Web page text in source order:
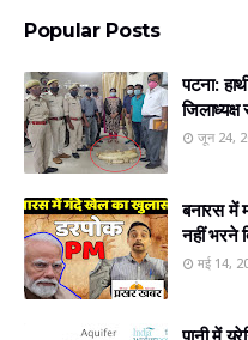
Popular Posts
पटना:
जिलाध्यक्ष
जून 24,
बनारस में
नहीं भरने
मई 14,
पानी में